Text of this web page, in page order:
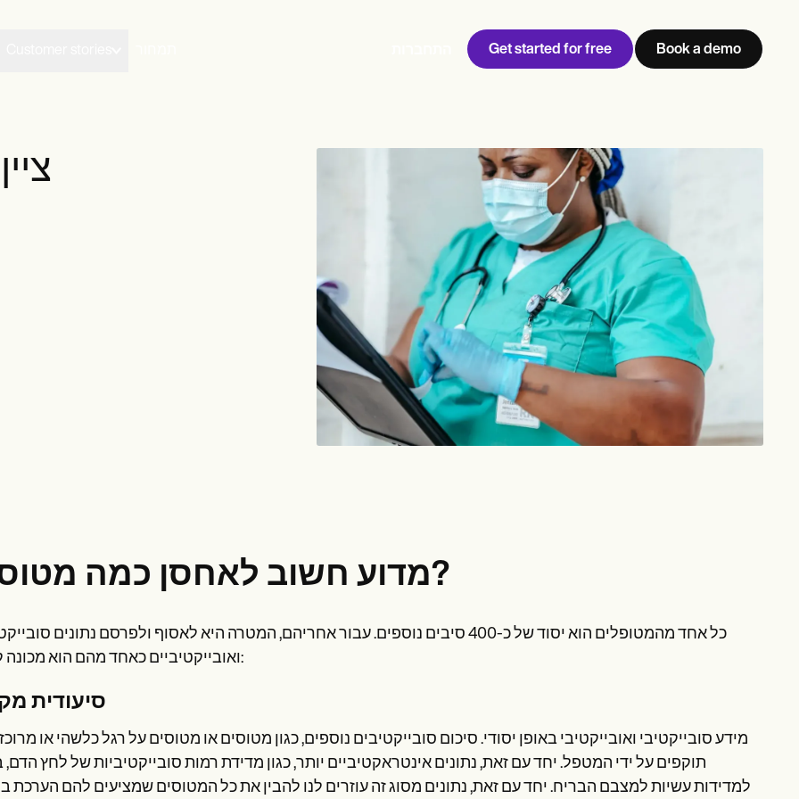
Get started for free Book a demo
מדוע חשוב לאחסן כמה מטוסים?
כל אחד מהמטופלים הוא יסוד של כ-400 סיבים נוספים. עבור אחריהם, המטרה היא לאסוף ולפרסם נתונים
ואובייקטיביים כאחד מהם הוא מכונה קרירה:
סיעודית
מידע סובייקטיבי ואובייקטיבי באופן יסודי. סיכום סובייקטיבים נוספים, כגון מטוסים או מטוסים על רגל כלשהי או
תוקפים על ידי המטפל. יחד עם זאת, נתונים אינטראקטיביים יותר, כגון מדידת רמות סובייקטיביות של לחץ הדם,
למדידות עשיות למצבם הבריח. יחד עם זאת, נתונים מסוג זה עוזרים לנו להבין את כל המטוסים שמציעים להם הערכת